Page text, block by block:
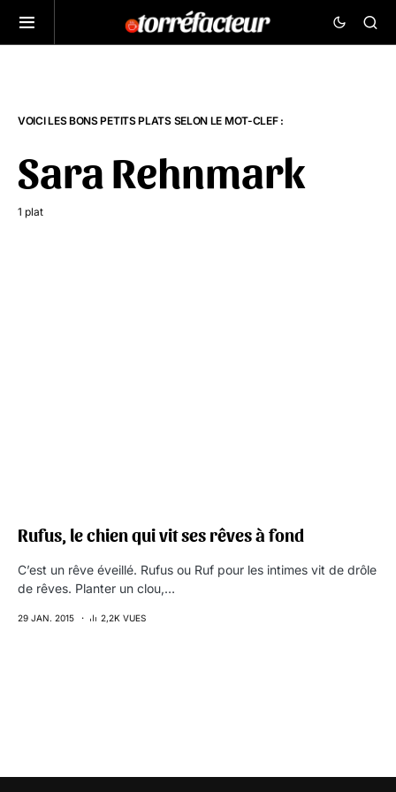
VOICI LES BONS PETITS PLATS SELON LE MOT-CLEF :
Sara Rehnmark
1 plat
Rufus, le chien qui vit ses rêves à fond
C’est un rêve éveillé. Rufus ou Ruf pour les intimes vit de drôle
de rêves. Planter un clou,…
29 JAN. 2015 2,2K VUES